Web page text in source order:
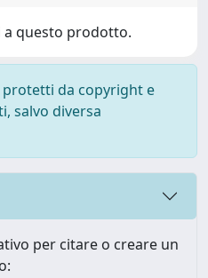
a questo prodotto.
protetti da copyright e
salvo diversa
per citare o creare un